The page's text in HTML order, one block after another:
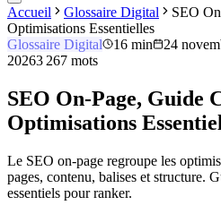
Accueil Glossaire Digital
SEO
Optimisations Essentielles
Glossaire Digital
16 min 24
20263 267 mots
SEO On-Page, Guide
Optimisations
Le SEO on-page regroupe les
pages, contenu, balises et structure.
essentiels pour ranker.